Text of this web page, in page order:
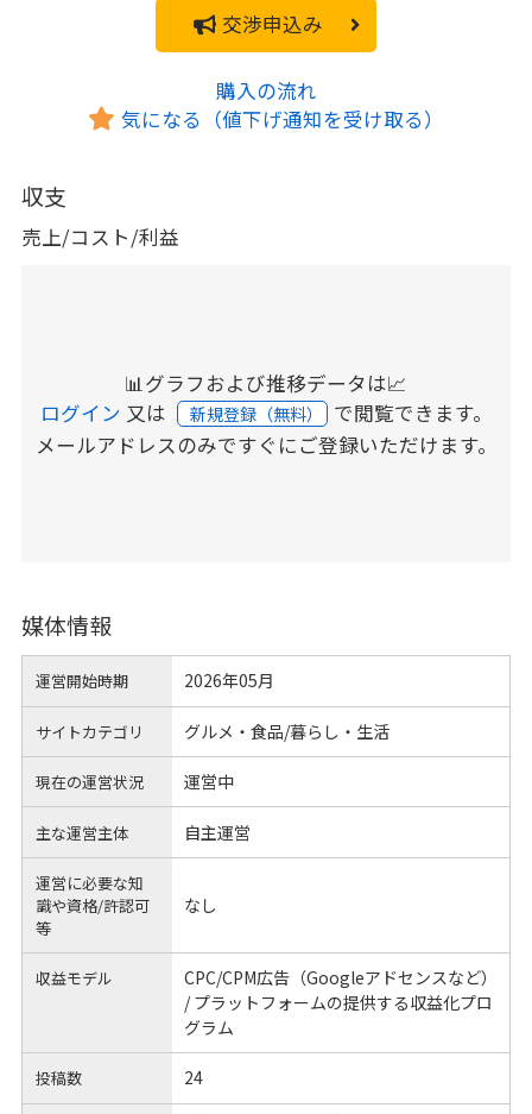
交渉申込み
購入の流れ
気になる（値下げ通知を受け取る）
収支
売上/コスト/利益
📊グラフおよび推移データは📈
ログイン 又は 新規登録（無料） で閲覧できます。
メールアドレスのみですぐにご登録いただけます。
媒体情報
運営開始時期 2026年05月
サイトカテゴリ グルメ・食品/暮らし・生活
現在の運営状況 運営中
主な運営主体 自主運営
運営に必要な知
識や資格/許認可
等
なし
収益モデル
CPC/CPM広告（Googleアドセンスなど）
/ プラットフォームの提供する収益化プロ
グラム
投稿数 24